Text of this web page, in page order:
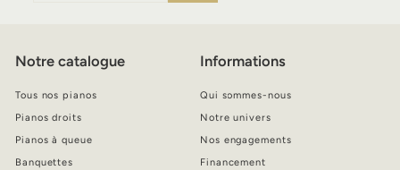
Notre catalogue
Tous nos pianos
Pianos droits
Pianos à queue
Banquettes
Informations
Qui sommes-nous
Notre univers
Nos engagements
Financement